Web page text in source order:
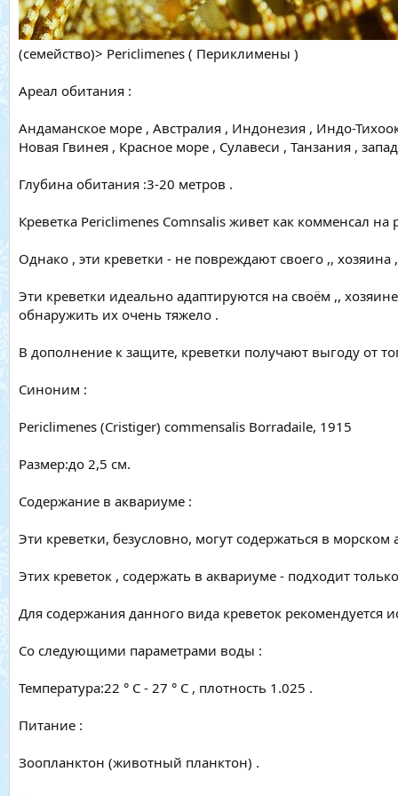
(семейство)> Periclimenes ( Периклимены )
Ареал обитания :
Андаманское море , Австралия , Индонезия , Индо-
Новая Гвинея , Красное море , Сулавеси , Танзания ,
Глубина обитания :3-20 метров .
Креветка Periclimenes Comnsalis живет как комменсал на
Однако , эти креветки - не повреждают своего ,, хозяина
Эти креветки идеально адаптируются на своём ,,
обнаружить их очень тяжело .
В дополнение к защите, креветки получают выгоду от
Синоним :
Periclimenes (Cristiger) commensalis Borradaile, 1915
Размер:до 2,5 см.
Содержание в аквариуме :
Эти креветки, безусловно, могут содержаться в
Этих креветок , содержать в аквариуме - подходит
Для содержания данного вида креветок рекомендуется
Со следующими параметрами воды :
Температура:22 ° С - 27 ° С , плотность 1.025 .
Питание :
Зоопланктон (животный планктон) .